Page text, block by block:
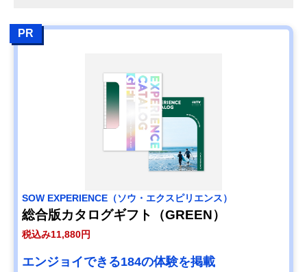
PR
SOW EXPERIENCE（ソウ・エクスピリエンス）
総合版カタログギフト（GREEN）
税込み11,880円
エンジョイできる184の体験を掲載